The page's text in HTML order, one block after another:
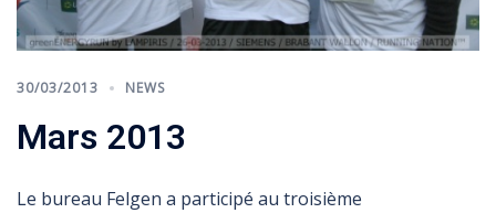
30/03/2013 NEWS
Mars 2013
Le bureau Felgen a participé au troisième